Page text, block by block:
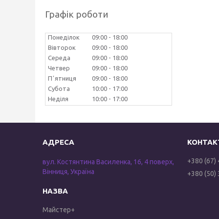
Графік роботи
Понеділок 09:00
18:00
Вівторок
09:00
18:00
Середа
09:00
18:00
Четвер
09:00
18:00
Пʼятниця
09:00
18:00
Субота
10:00
17:00
Неділя
10:00 17:00
вул. Костянтина Василенка, 16, 4 поверх,
Вінниця, Україна
Майстер+
+380 (67)
+380 (50)